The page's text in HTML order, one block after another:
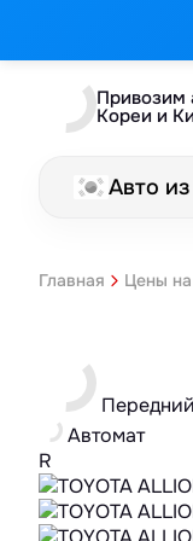
Привозим
Кореи и
Авто
Главная Цены
Передний
Автомат
R